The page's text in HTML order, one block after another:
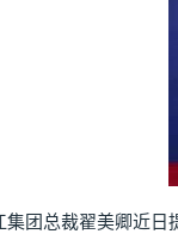
总裁翟美卿近日